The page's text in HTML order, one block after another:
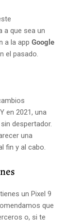
a que sea un
a la app Google
el pasado.
en 2021, una
despertador.
una
fin y al cabo.
un Pixel 9
que
o, si te